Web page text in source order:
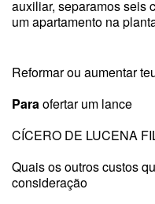
auxiliar, separamos seis
um apartamento na
Reformar ou aumentar
Paraofertar um lance
CÍCERO DE LUCENA
Quais os outros custos
consideração